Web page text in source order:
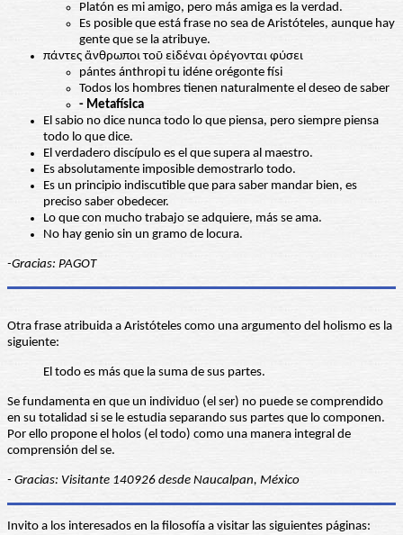
Platón es mi amigo, pero más amiga es la verdad.
Es posible que está frase no sea de Aristóteles, aunque hay
gente que se la atribuye.
πάντες ἄνθρωποι τοῦ εἰδέναι ὀρέγονται φύσει
pántes ánthropi tu idéne orégonte físi
Todos los hombres tienen naturalmente el deseo de saber
- Metafísica
El sabio no dice nunca todo lo que piensa, pero siempre piensa
todo lo que dice.
El verdadero discípulo es el que supera al maestro.
Es absolutamente imposible demostrarlo todo.
Es un principio indiscutible que para saber mandar bien, es
preciso saber obedecer.
Lo que con mucho trabajo se adquiere, más se ama.
No hay genio sin un gramo de locura.
-Gracias: PAGOT
Otra frase atribuida a Aristóteles como una argumento del holismo es la
siguiente:
El todo es más que la suma de sus partes.
Se fundamenta en que un individuo (el ser) no puede se comprendido
en su totalidad si se le estudia separando sus partes que lo componen.
Por ello propone el holos (el todo) como una manera integral de
comprensión del se.
- Gracias: Visitante 140926 desde Naucalpan, México
Invito a los interesados en la filosofía a visitar las siguientes páginas: